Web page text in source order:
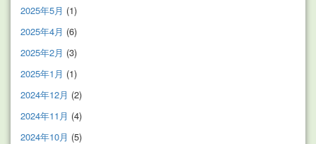
2025年5月 (1)
2025年4月 (6)
2025年2月 (3)
2025年1月 (1)
2024年12月 (2)
2024年11月 (4)
2024年10月 (5)